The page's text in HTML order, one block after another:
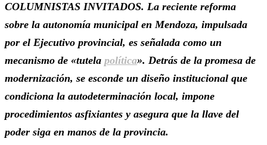
COLUMNISTAS INVITADOS. La reciente reforma
sobre la autonomía municipal en Mendoza, impulsada
por el Ejecutivo provincial, es señalada como un
mecanismo de «tutela política». Detrás de la promesa de
modernización, se esconde un diseño institucional que
condiciona la autodeterminación local, impone
procedimientos asfixiantes y asegura que la llave del
poder siga en manos de la provincia.